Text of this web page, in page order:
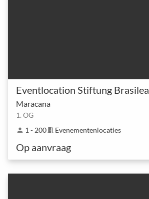
Eventlocation Stiftung Brasilea
Maracana
1. OG
person 1 - 200meeting_room Evenementenlocaties
Op aanvraag